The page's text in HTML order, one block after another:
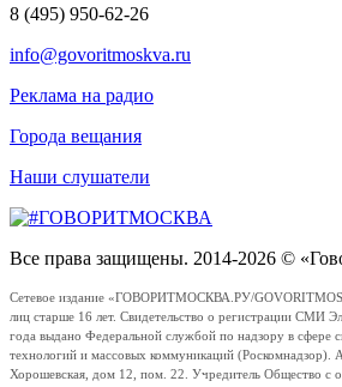
8 (495) 950-62-26
info@govoritmoskva.ru
Реклама на радио
Города вещания
Наши слушатели
Все права защищены. 2014-2026 ©
Сетевое издание «ГОВОРИТМОСКВА.РУ/
лиц старше 16 лет. Свидетельство о регистрации СМИ
года выдано Федеральной службой по надзору в сфере
технологий и массовых коммуникаций (Роскомнадзор).
Хорошевская, дом 12, пом. 22. Учредитель Общество с